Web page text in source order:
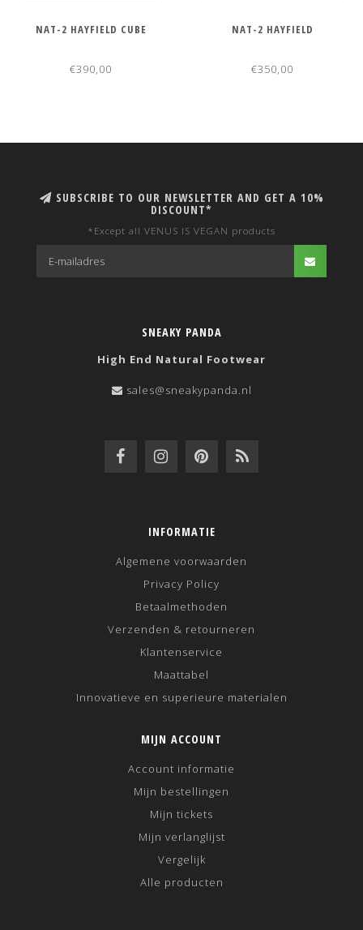
NAT-2 HAYFIELD CUBE
€390,00
NAT-2 HAYFIELD
€350,00
SUBSCRIBE TO OUR NEWSLETTER AND GET A 10%
DISCOUNT*
*Except all VENUS IS VEGAN products
SNEAKY PANDA
High End Natural Footwear
sales@sneakypanda.nl
INFORMATIE
Algemene voorwaarden
Privacy Policy
Betaalmethoden
Verzenden & retourneren
Klantenservice
Maattabel
Innovatieve en superieure materialen
MIJN ACCOUNT
Account informatie
Mijn bestellingen
Mijn tickets
Mijn verlanglijst
Vergelijk
Alle producten